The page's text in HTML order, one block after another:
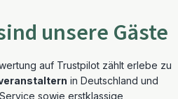
unsere Gäste
auf Trustpilot zählt erlebe zu
in Deutschland und
sowie erstklassige